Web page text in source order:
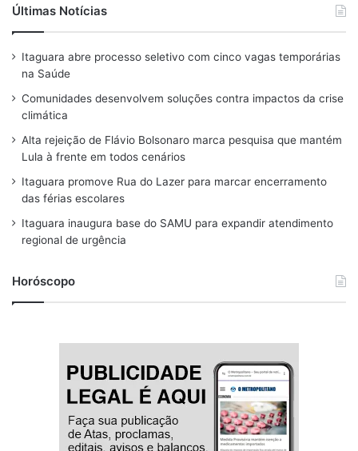
a
c
e
b
o
o
k
h
r
e
a
d
s
n
s
t
a
r
a
m
u
e
s
y
u
T
u
e
Últimas Notícias
Itaguara abre processo seletivo com cinco vagas temporárias
na Saúde
Comunidades desenvolvem soluções contra impactos da crise
climática
Alta rejeição de Flávio Bolsonaro marca pesquisa que mantém
Lula à frente em todos cenários
Itaguara promove Rua do Lazer para marcar encerramento
das férias escolares
Itaguara inaugura base do SAMU para expandir atendimento
regional de urgência
Horóscopo